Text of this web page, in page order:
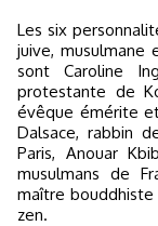
Les six
juive,
sont Caroline
protestante de
évêque émérite
Dalsace, rabbin
Paris, Anouar
musulmans de
maître bouddhiste
zen.